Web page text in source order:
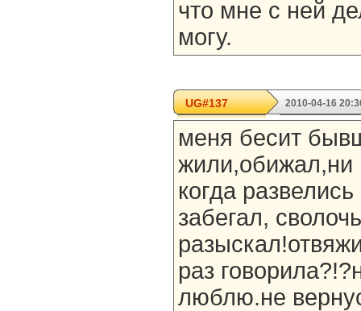
что мне с ней
могу.
UG#137 2010-04-16
меня бесит
жили,обижал,ни
когда
забегал,
раз
люблю.не